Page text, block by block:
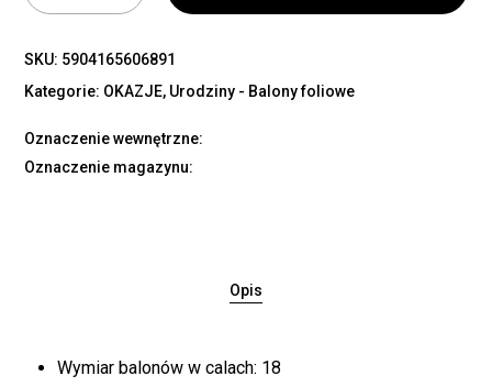
SKU: 5904165606891
Kategorie: OKAZJE, Urodziny - Balony foliowe
Oznaczenie wewnętrzne:
Oznaczenie magazynu:
Opis
Wymiar balonów w calach: 18